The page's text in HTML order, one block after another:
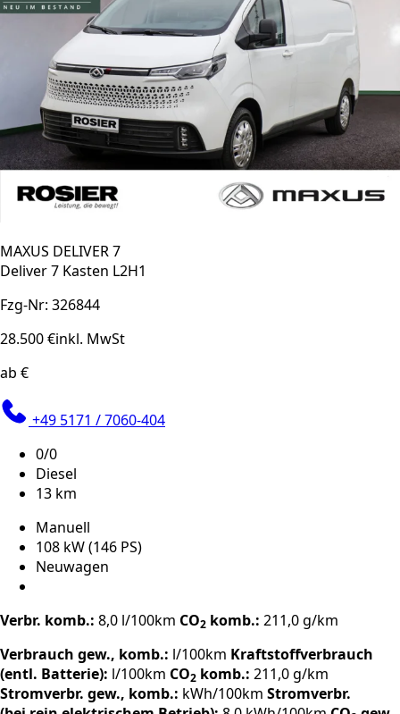
MAXUS DELIVER 7
Deliver 7 Kasten L2H1
Fzg-Nr: 326844
28.500 €inkl. MwSt
ab €
+49 5171 / 7060-404
0/0
Diesel
13 km
Manuell
108 kW (146 PS)
Neuwagen
Verbr. komb.: 8,0 l/100km CO2 komb.: 211,0 g/km
Verbrauch gew., komb.: l/100km Kraftstoffverbrauch
(entl. Batterie): l/100km CO2 komb.: 211,0 g/km
Stromverbr. gew., komb.: kWh/100km Stromverbr.